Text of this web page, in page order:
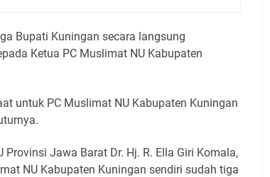
Bupati Kuningan secara langsung
Ketua PC Muslimat NU Kabupaten
untuk PC Muslimat NU Kabupaten Kuningan
Jawa Barat Dr. Hj. R. Ella Giri Komala,
NU Kabupaten Kuningan sendiri sudah tiga